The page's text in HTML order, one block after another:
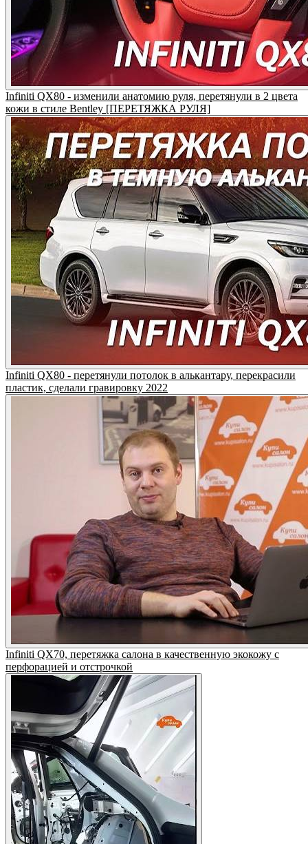
Infiniti QX80 - изменили анатомию руля, перетянули в 2 цвета
кожи в стиле Bentley [ПЕРЕТЯЖКА РУЛЯ]
Infiniti QX80 - перетянули потолок в алькантару, перекрасили
пластик, сделали гравировку 2022
Infiniti QX70, перетяжка салона в качественную экокожу с
перфорацией и отстрочкой